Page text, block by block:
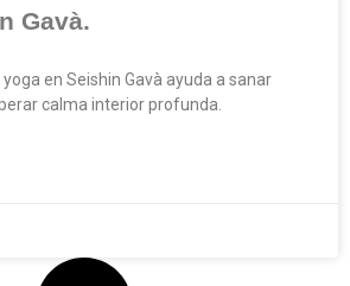
Gavà.
en Seishin Gavà ayuda a sanar
calma interior profunda.